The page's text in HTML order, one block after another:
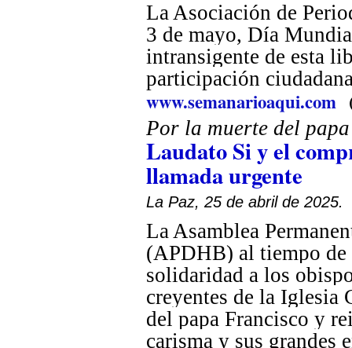
La Asociación de
3 de mayo, Día
intransigente de esta
participación
www.semanarioaqui.com
Por la muerte del
Laudato Si y el
llamada urgente
La Paz, 25 de abril de 2025.
La Asamblea
(APDHB) al tiempo de
solidaridad a los
creyentes de la Iglesia
del papa Francisco y
carisma y sus grandes